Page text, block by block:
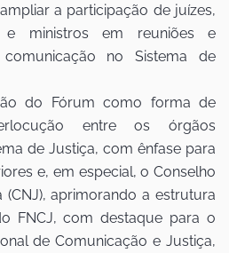
a participação de juízes,
e ministros em reuniões e
no Sistema de
do Fórum como forma de
entre os órgãos
de Justiça, com ênfase para
e, em especial, o Conselho
(CNJ), aprimorando a estrutura
FNCJ, com destaque para o
de Comunicação e Justiça,